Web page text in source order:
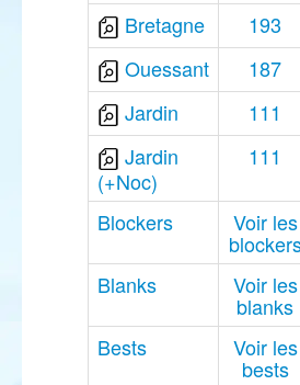
Bretagne 193
Ouessant
187
Jardin
111
Jardin
(+Noc)
111
Blockers Voir les
Blanks Voir les
blanks
Bests
Voir les
bests